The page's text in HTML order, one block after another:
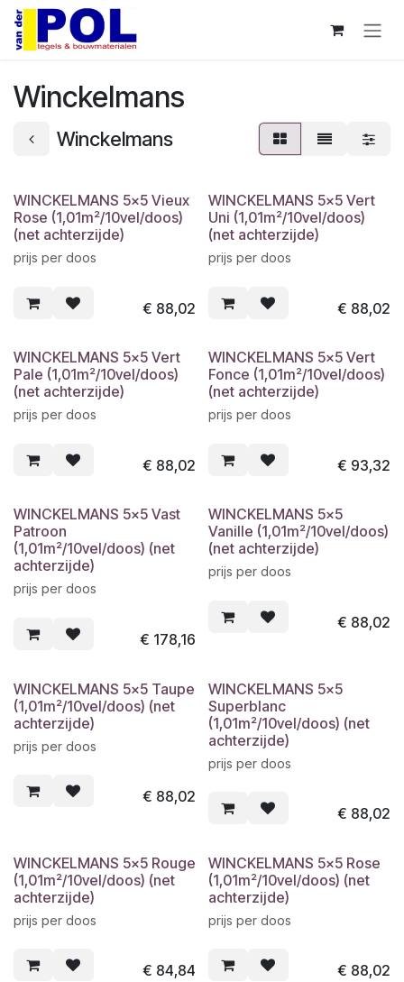
Overslaan naar inhoud
Winckelmans
Winckelmans
WINCKELMANS 5x5 Vieux
Rose (1,01m²/10vel/doos)
(net achterzijde)
prijs per doos
€ 88,02
WINCKELMANS 5x5 Vert
Uni (1,01m²/10vel/doos)
(net achterzijde)
prijs per doos
€ 88,02
WINCKELMANS 5x5 Vert
Pale (1,01m²/10vel/doos)
(net achterzijde)
prijs per doos
€ 88,02
WINCKELMANS 5x5 Vert
Fonce (1,01m²/10vel/doos)
(net achterzijde)
prijs per doos
€ 93,32
WINCKELMANS 5x5 Vast
Patroon
(1,01m²/10vel/doos) (net
achterzijde)
prijs per doos
€ 178,16
WINCKELMANS 5x5
Vanille (1,01m²/10vel/doos)
(net achterzijde)
prijs per doos
€ 88,02
WINCKELMANS 5x5 Taupe
(1,01m²/10vel/doos) (net
achterzijde)
prijs per doos
€ 88,02
WINCKELMANS 5x5
Superblanc
(1,01m²/10vel/doos) (net
achterzijde)
prijs per doos
€ 88,02
WINCKELMANS 5x5 Rouge
(1,01m²/10vel/doos) (net
achterzijde)
prijs per doos
€ 84,84
WINCKELMANS 5x5 Rose
(1,01m²/10vel/doos) (net
achterzijde)
prijs per doos
€ 88,02